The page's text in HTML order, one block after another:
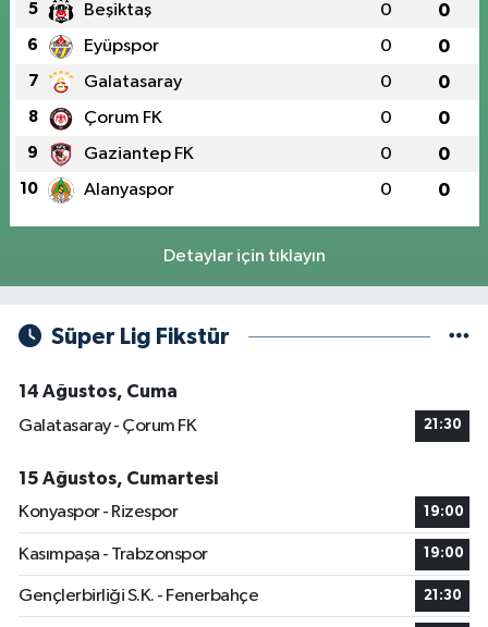
5 Beşiktaş 0 0
6 Eyüpspor 0 0
7 Galatasaray 0 0
8 Çorum FK 0 0
9 Gaziantep FK 0 0
10 Alanyaspor 0 0
Detaylar için tıklayın
Süper Lig Fikstür
14 Ağustos, Cuma
Galatasaray - Çorum FK
21:30
15 Ağustos, Cumartesi
Konyaspor - Rizespor
19:00
Kasımpaşa - Trabzonspor 19:00
Gençlerbirliği S.K. - Fenerbahçe 21:30